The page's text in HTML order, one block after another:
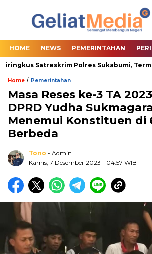
HOME NEWS PEMERINTAHAN
Satreskrim Polres Sukabumi,
Home / Pemerintahan
Masa Reses ke-3 TA
DPRD Yudha
Menemui Konstituen di
Berbeda
Tono - Admin
Kamis, 7 Desember 2023 - 04:57 WIB